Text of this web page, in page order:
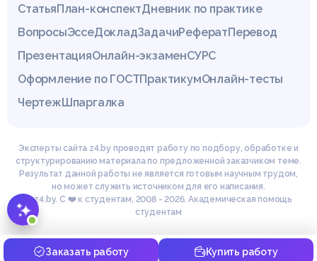
Заказать работу Купить работу
💡 Подскажу по курсовым,
дипломам и другим работам.
СтатьяПлан-конспектДневник по практике
ВопросыЭссеДокладЗадачиРефератПеревод
ПрезентацияОнлайн-экзаменСУРС
Оформление по ГОСТПрактикумОнлайн-тесты
ЧертежШпаргалка
Эксперты сайта z4.by проводят работу по подбору, обработке и
структурированию материала по предложенной заказчиком теме.
Результат данной работы не является готовым научным трудом,
но может служить источником для его написания.
© z4.by. С ❤️ к студентам, 2008 - 2026. Академическая помощь
студентам